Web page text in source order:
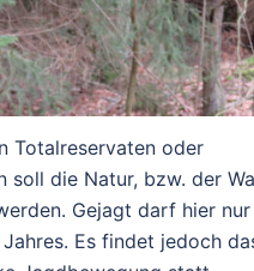
Totalreservaten oder
soll die Natur, bzw. der
Gejagt darf hier
Es findet jedoch